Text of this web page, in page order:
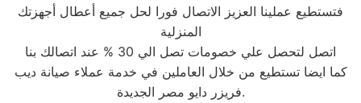
فتستطيع عملينا العزيز الاتصال فورا لحل جميع أعطال أجهزتك
المنزلية
اتصل لتحصل علي خصومات تصل الي 30 % عند اتصالك بنا
كما ايضا تستطيع من خلال العاملين في خدمة عملاء صيانة ديب
فريزر دايو مصر الجديدة.